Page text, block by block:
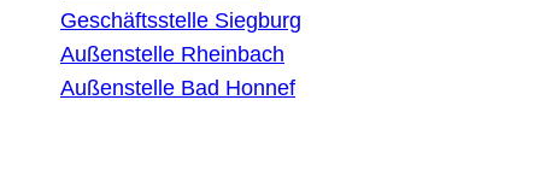
Geschäftsstelle Siegburg
Außenstelle Rheinbach
Außenstelle Bad Honnef